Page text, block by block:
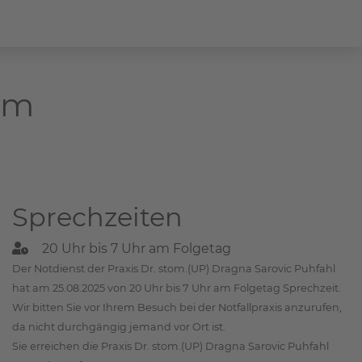
Sprechzeiten
20 Uhr bis 7 Uhr am Folgetag
Der Notdienst der Praxis Dr. stom.(UP) Dragna Sarovic Puhfahl
hat am 25.08.2025 von 20 Uhr bis 7 Uhr am Folgetag Sprechzeit.
Wir bitten Sie vor Ihrem Besuch bei der Notfallpraxis anzurufen,
da nicht durchgängig jemand vor Ort ist.
Sie erreichen die Praxis Dr. stom.(UP) Dragna Sarovic Puhfahl